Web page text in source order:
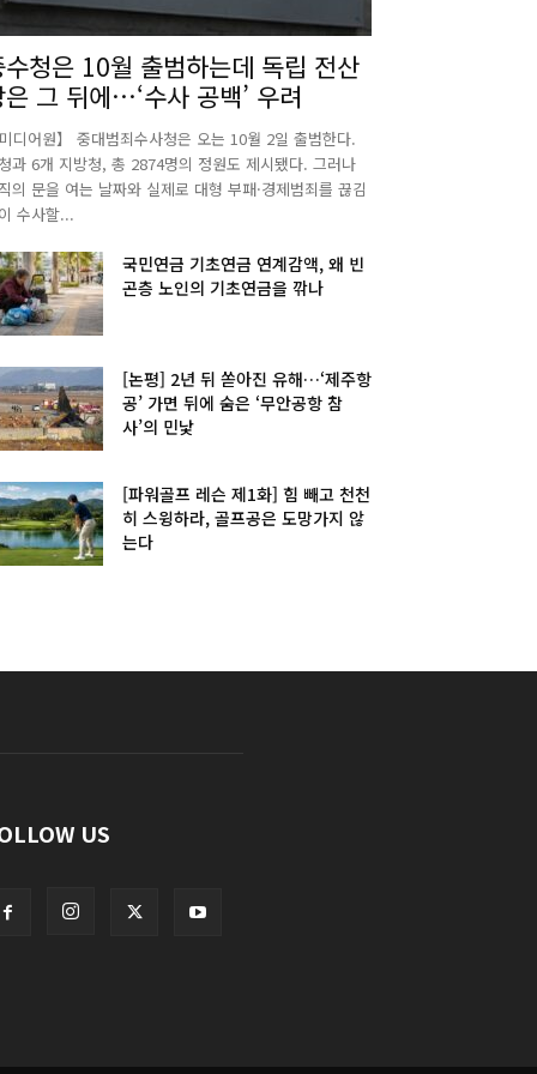
청은 10월 출범하는데 독립 전산
그 뒤에…‘수사 공백’ 우려
디어원】 중대범죄수사청은 오는 10월 2일 출범한다.
과 6개 지방청, 총 2874명의 정원도 제시됐다. 그러나
의 문을 여는 날짜와 실제로 대형 부패·경제범죄를 끊김
수사할...
국민연금 기초연금 연계감액, 왜 빈
곤층 노인의 기초연금을 깎나
[논평] 2년 뒤 쏟아진 유해…‘제주항
공’ 가면 뒤에 숨은 ‘무안공항 참
사’의 민낯
[파워골프 레슨 제1화] 힘 빼고 천천
히 스윙하라, 골프공은 도망가지 않
는다
US